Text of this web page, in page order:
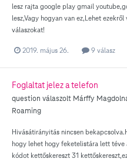
lesz rajta google play gmail
lesz,Vagy hogyan van ez,Lehet
válaszokat!
2019. május 26. 9 válasz
Foglaltat jelez a telefon
question válaszolt Márffy
Roaming
Hivásátirányitás nincsen
hogy lehet hogy feketelistára lett
kódot kettőskereszt 31